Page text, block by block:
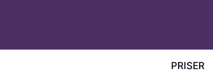
PRISER